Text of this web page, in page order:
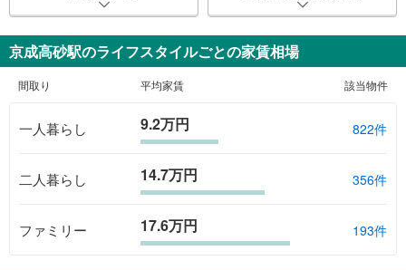
京成高砂駅のライフスタイルごとの家賃相場
間取り 平均家賃 該当物件
一人暮らし 9.2万円 822件
二人暮らし 14.7万円 356件
ファミリー 17.6万円 193件